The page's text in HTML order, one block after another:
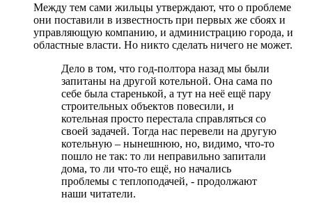
Между тем сами жильцы утверждают, что о проблеме
они поставили в известность при первых же сбоях и
управляющую компанию, и администрацию города, и
областные власти. Но никто сделать ничего не может.
Дело в том, что год-полтора назад мы были
запитаны на другой котельной. Она сама по
себе была старенькой, а тут на неё ещё пару
строительных объектов повесили, и
котельная просто перестала справляться со
своей задачей. Тогда нас перевели на другую
котельную – нынешнюю, но, видимо, что-то
пошло не так: то ли неправильно запитали
дома, то ли что-то ещё, но начались
проблемы с теплоподачей, - продолжают
наши читатели.